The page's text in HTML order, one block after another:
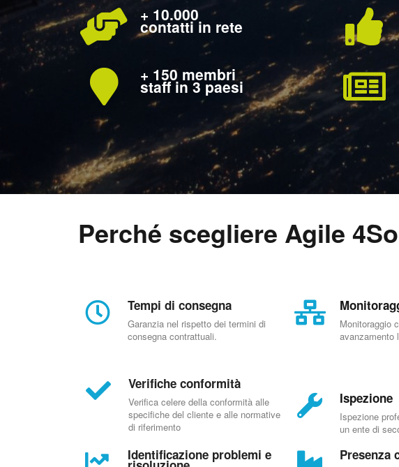
+ 10.000
contatti in rete
+ 150 membri
staff in 3 paesi
Perché scegliere Agile
Tempi di consegna
Garanzia nel rispetto dei termini di
consegna contrattuali.
Verifiche conformità
Verifica celere della conformità alle
specifiche del cliente e alle normative
di riferimento
Monitoraggio
avanzamento
Ispezione
Ispezione
un ente di
Identificazione problemi e Presenza